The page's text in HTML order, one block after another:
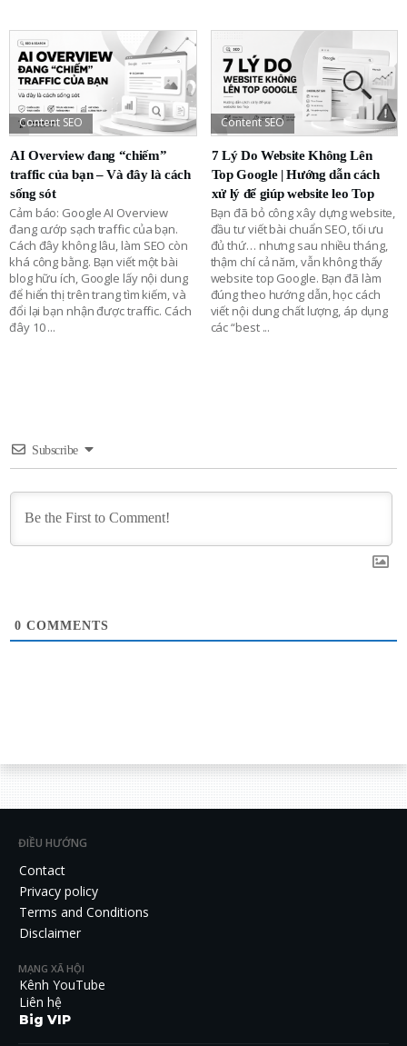
Content SEO
AI Overview đang “chiếm”
traffic của bạn – Và đây là cách
sống sót
Cảm báo: Google AI Overview
đang cướp sạch traffic của bạn.
Cách đây không lâu, làm SEO còn
khá công bằng. Bạn viết một bài
blog hữu ích, Google lấy nội dung
để hiển thị trên trang tìm kiếm, và
đổi lại bạn nhận được traffic. Cách
đây 10...
Content SEO
7 Lý Do Website Không Lên
Top Google | Hướng dẫn cách
xử lý để giúp website leo Top
Bạn đã bỏ công xây dựng website,
đầu tư viết bài chuẩn SEO, tối ưu
đủ thứ… nhưng sau nhiều tháng,
thậm chí cả năm, vẫn không thấy
website top Google. Bạn đã làm
đúng theo hướng dẫn, học cách
viết nội dung chất lượng, áp dụng
các “best ...
Subscribe
0 COMMENTS
ĐIỀU HƯỚNG
Contact
Privacy policy
Terms and Conditions
Disclaimer
MẠNG XÃ HỘI
Kênh YouTube
Liên hệ
Big VIP